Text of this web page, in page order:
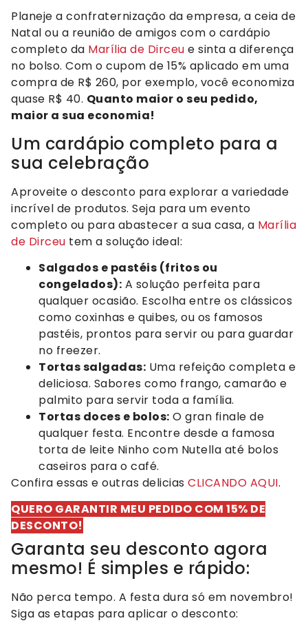
Planeje a confraternização da empresa, a ceia de
Natal ou a reunião de amigos com o cardápio
completo da Marília de Dirceu e sinta a diferença
no bolso. Com o cupom de 15% aplicado em uma
compra de R$ 260, por exemplo, você economiza
quase R$ 40. Quanto maior o seu pedido,
maior a sua economia!
Um cardápio completo para a
sua celebração
Aproveite o desconto para explorar a variedade
incrível de produtos. Seja para um evento
completo ou para abastecer a sua casa, a Marília
de Dirceu tem a solução ideal:
Salgados e pastéis (fritos ou
congelados): A solução perfeita para
qualquer ocasião. Escolha entre os clássicos
como coxinhas e quibes, ou os famosos
pastéis, prontos para servir ou para guardar
no freezer.
Tortas salgadas: Uma refeição completa e
deliciosa. Sabores como frango, camarão e
palmito para servir toda a família.
Tortas doces e bolos: O gran finale de
qualquer festa. Encontre desde a famosa
torta de leite Ninho com Nutella até bolos
caseiros para o café.
Confira essas e outras delicias CLICANDO AQUI.
QUERO GARANTIR MEU PEDIDO COM 15% DE
DESCONTO!
Garanta seu desconto agora
mesmo! É simples e rápido:
Não perca tempo. A festa dura só em novembro!
Siga as etapas para aplicar o desconto: